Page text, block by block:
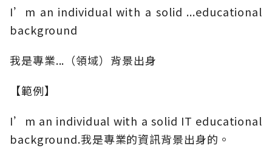
I’m an individual with a solid ...educational
background
我是專業...（領域）背景出身
【範例】
I’m an individual with a solid IT educational
background.我是專業的資訊背景出身的。